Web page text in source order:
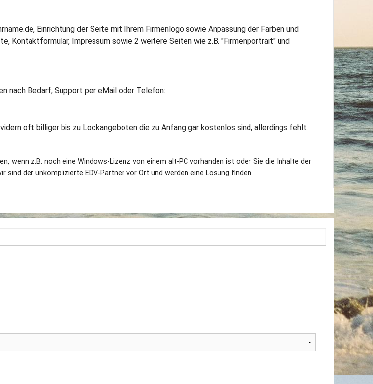
Einrichtung der Seite mit Ihrem Firmenlogo sowie Anpassung der Farben und
Kontaktformular, Impressum sowie 2 weitere Seiten wie z.B. "Firmenportrait" und
nach Bedarf, Support per eMail oder Telefon:
oft billiger bis zu Lockangeboten die zu Anfang gar kostenlos sind, allerdings fehlt
wenn z.B. noch eine Windows-Lizenz von einem alt-PC vorhanden ist oder Sie die Inhalte der
der unkomplizierte EDV-Partner vor Ort und werden eine Lösung finden.